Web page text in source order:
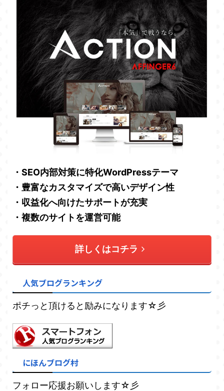
・SEO内部対策に特化WordPressテーマ
・豊富なカスタマイズで高いデザイン性
・収益化へ向けたサポートが充実
・複数のサイトを運営可能
詳しくはコチラ
人気ブログランキング
ポチっと頂けると励みになります☆彡
にほんブログ村
フォロー応援お願いします☆彡